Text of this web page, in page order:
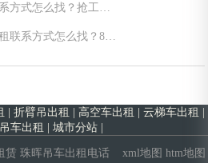
方式怎么找？抢工序
联系方式怎么找？80
| 折臂吊出租 | 高空车出租 | 云梯车出租 |
车出租 | 城市分站 |
赁 珠晖吊车出租电话 xml地图 htm地图